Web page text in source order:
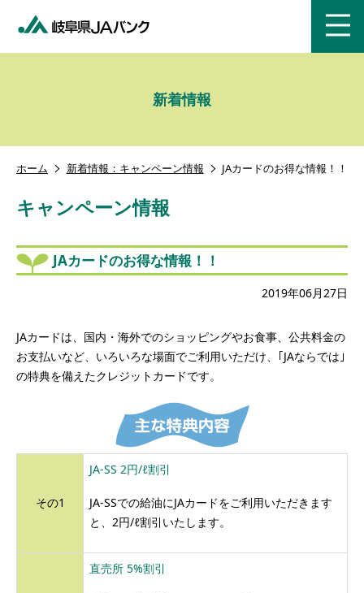
新着情報
ホーム 新着情報：キャンペーン情報 JAカードのお得な情報！！
キャンペーン情報
JAカードのお得な情報！！
2019年06月27日
JAカードは、国内・海外でのショッピングやお食事、公共料金の
お支払いなど、いろいろな場面でご利用いただけ、｢JAならでは｣
の特典を備えたクレジットカードです。
その1
JA-SS 2円/ℓ割引
JA-SSでの給油にJAカードをご利用いただきます
と、2円/ℓ割引いたします。
直売所 5%割引